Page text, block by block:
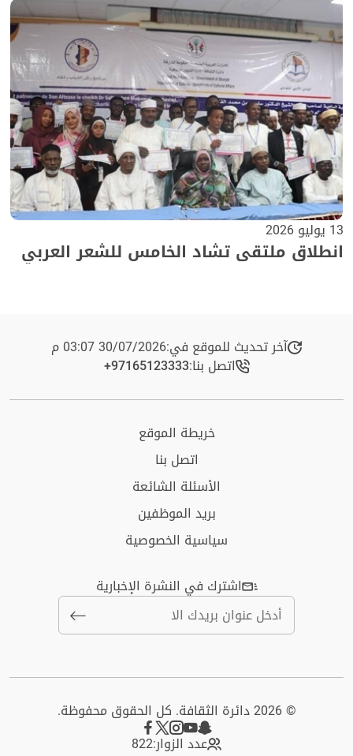
13 يوليو 2026
انطلاق ملتقى تشاد الخامس للشعر العربي
آخر تحديث للموقع في:30/07/2026 03:07 م
اتصل بنا:+97165123333​
خريطة الموقع
اتصل بنا
الأسئلة الشائعة
بريد الموظفين
سياسية الخصوصية
اشترك في النشرة الإخبارية
© 2026 دائرة الثقافة. كل الحقوق محفوظة.
عدد الزوار:822